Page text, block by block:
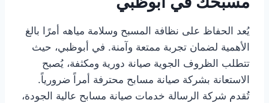
يُعد الحفاظ على نظافة المسبح وسلامة مياهه أمرًا بالغ
الأهمية لضمان تجربة ممتعة وآمنة. في أبوظبي، حيث
تتطلب الظروف الجوية صيانة دورية ومكثفة، يُصبح
الاستعانة بشركة صيانة مسابح محترفة أمراً ضرورياً.
تُقدم شركة الرسالة خدمات صيانة مسابح عالية الجودة،